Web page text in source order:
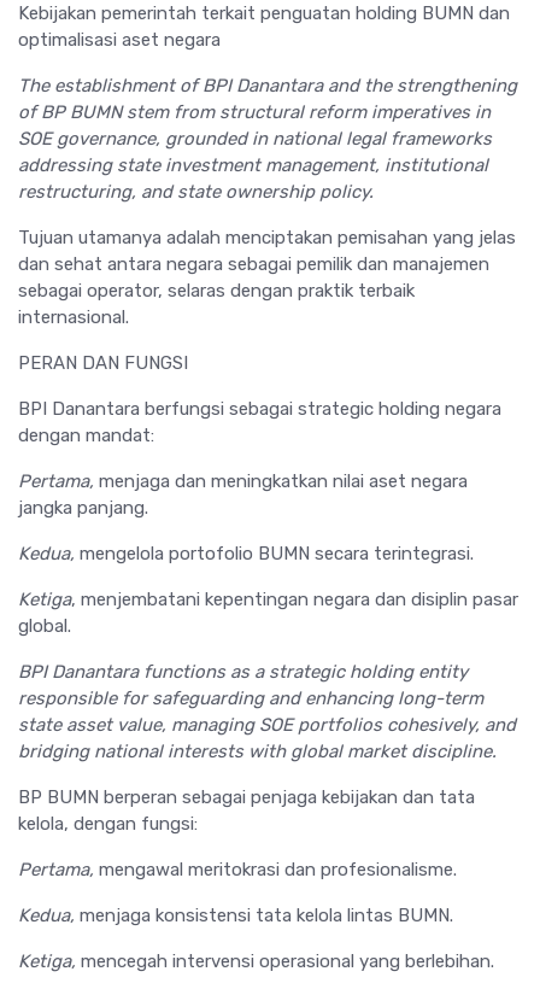
Kebijakan pemerintah terkait penguatan holding BUMN dan
optimalisasi aset negara
The establishment of BPI Danantara and the strengthening
of BP BUMN stem from structural reform imperatives in
SOE governance, grounded in national legal frameworks
addressing state investment management, institutional
restructuring, and state ownership policy.
Tujuan utamanya adalah menciptakan pemisahan yang jelas
dan sehat antara negara sebagai pemilik dan manajemen
sebagai operator, selaras dengan praktik terbaik
internasional.
PERAN DAN FUNGSI
BPI Danantara berfungsi sebagai strategic holding negara
dengan mandat:
Pertama, menjaga dan meningkatkan nilai aset negara
jangka panjang.
Kedua, mengelola portofolio BUMN secara terintegrasi.
Ketiga, menjembatani kepentingan negara dan disiplin pasar
global.
BPI Danantara functions as a strategic holding entity
responsible for safeguarding and enhancing long-term
state asset value, managing SOE portfolios cohesively, and
bridging national interests with global market discipline.
BP BUMN berperan sebagai penjaga kebijakan dan tata
kelola, dengan fungsi:
Pertama, mengawal meritokrasi dan profesionalisme.
Kedua, menjaga konsistensi tata kelola lintas BUMN.
Ketiga, mencegah intervensi operasional yang berlebihan.